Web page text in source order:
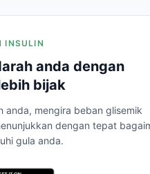
INSULIN
anda dengan
bijak
anda, mengira beban glisemik
dengan tepat
gula anda.